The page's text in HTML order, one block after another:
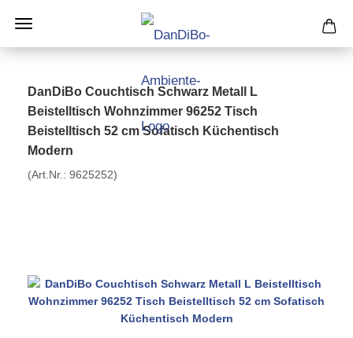
DanDiBo Couchtisch Schwarz Metall L
Beistelltisch Wohnzimmer 96252 Tisch
Beistelltisch 52 cm Sofatisch Küchentisch
Modern
(Art.Nr.: 9625252)